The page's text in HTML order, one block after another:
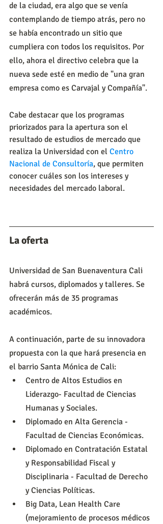
de la ciudad, era algo que se venía
contemplando de tiempo atrás, pero no
se había encontrado un sitio que
cumpliera con todos los requisitos. Por
ello, ahora el directivo celebra que la
nueva sede esté en medio de "una gran
empresa como es Carvajal y Compañía".
Cabe destacar que los programas
priorizados para la apertura son el
resultado de estudios de mercado que
realiza la Universidad con el Centro
Nacional de Consultoría, que permiten
conocer cuáles son los intereses y
necesidades del mercado laboral.
La oferta
Universidad de San Buenaventura Cali
habrá cursos, diplomados y talleres. Se
ofrecerán más de 35 programas
académicos.
A continuación, parte de su innovadora
propuesta con la que hará presencia en
el barrio Santa Mónica de Cali:
Centro de Altos Estudios en
Liderazgo- Facultad de Ciencias
Humanas y Sociales.
Diplomado en Alta Gerencia -
Facultad de Ciencias Económicas.
Diplomado en Contratación Estatal
y Responsabilidad Fiscal y
Disciplinaria - Facultad de Derecho
y Ciencias Políticas.
Big Data, Lean Health Care
(mejoramiento de procesos médicos